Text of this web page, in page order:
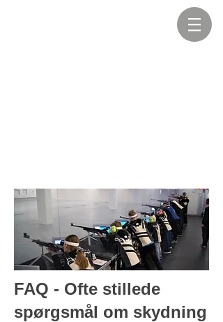
FAQ - Ofte stillede
spørgsmål om skydning